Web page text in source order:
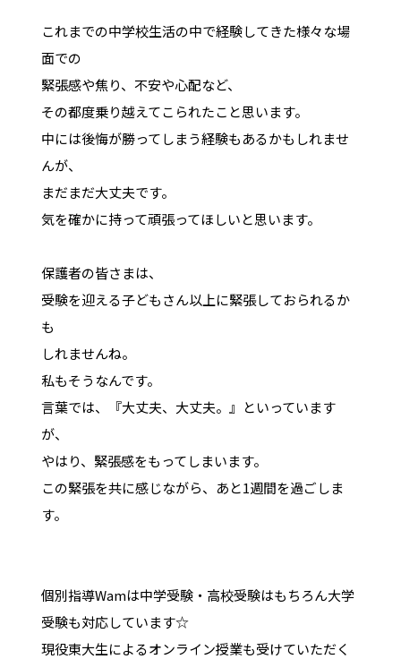
これまでの中学校生活の中で経験してきた様々な場
面での
緊張感や焦り、不安や心配など、
その都度乗り越えてこられたこと思います。
中には後悔が勝ってしまう経験もあるかもしれませ
んが、
まだまだ大丈夫です。
気を確かに持って頑張ってほしいと思います。
保護者の皆さまは、
受験を迎える子どもさん以上に緊張しておられるか
も
しれませんね。
私もそうなんです。
言葉では、『大丈夫、大丈夫。』といっています
が、
やはり、緊張感をもってしまいます。
この緊張を共に感じながら、あと1週間を過ごしま
す。
個別指導Wamは中学受験・高校受験はもちろん大学
受験も対応しています☆
現役東大生によるオンライン授業も受けていただく